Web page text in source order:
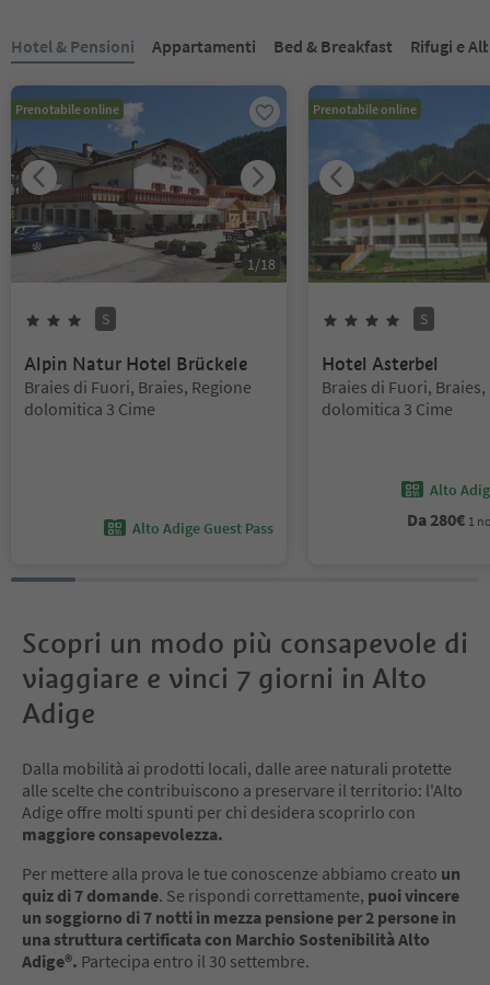
Hotel & Pensioni Appartamenti Bed & Breakfast Rifugi e
Prenotabile online
1/18
Stelle
S
Alpin Natur Hotel Brückele
Posizione:
Braies di Fuori, Braies, Regione
dolomitica 3 Cime
Alto Adige Guest Pass
Prenotabile online
Stelle
S
Hotel Asterbel
Posizione:
Braies di Fuori, Braies,
dolomitica 3 Cime
Alto
Da 280€ 1
Scopri un modo più consapevole di
viaggiare e vinci 7 giorni in Alto
Adige
Dalla mobilità ai prodotti locali, dalle aree naturali protette
alle scelte che contribuiscono a preservare il territorio: l'Alto
Adige offre molti spunti per chi desidera scoprirlo con
maggiore consapevolezza.
Per mettere alla prova le tue conoscenze abbiamo creato un
quiz di 7 domande. Se rispondi correttamente, puoi vincere
un soggiorno di 7 notti in mezza pensione per 2 persone in
una struttura certificata con Marchio Sostenibilità Alto
Adige®. Partecipa entro il 30 settembre.